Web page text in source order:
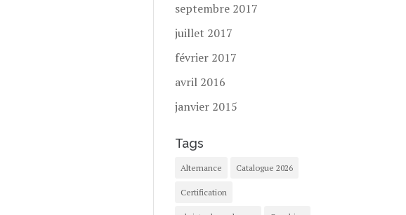
septembre 2017
juillet 2017
février 2017
avril 2016
janvier 2015
Tags
Alternance Catalogue 2026
Certification